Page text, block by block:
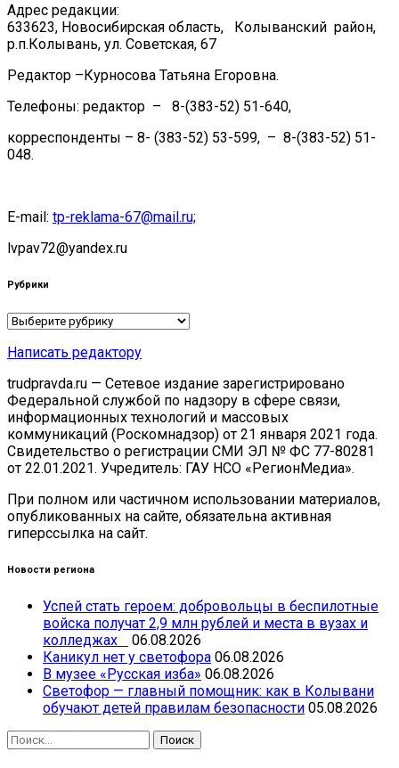
Адрес редакции:
633623, Новосибирская область, Колыванский район,
р.п.Колывань, ул. Советская, 67
Редактор –Курносова Татьяна Егоровна.
Телефоны: редактор – 8-(383-52) 51-640,
корреспонденты – 8- (383-52) 53-599, – 8-(383-52) 51-
048.
E-mail: tp-reklama-67@mail.ru;
lvpav72@yandex.ru
Рубрики
Рубрики
Написать редактору
trudpravda.ru — Сетевое издание зарегистрировано
Федеральной службой по надзору в сфере связи,
информационных технологий и массовых
коммуникаций (Роскомнадзор) от 21 января 2021 года.
Свидетельство о регистрации СМИ ЭЛ № ФС 77-80281
от 22.01.2021. Учредитель: ГАУ НСО «РегионМедиа».
При полном или частичном использовании материалов,
опубликованных на сайте, обязательна активная
гиперссылка на сайт.
Новости региона
Успей стать героем: добровольцы в беспилотные
войска получат 2,9 млн рублей и места в вузах и
колледжах
06.08.2026
Каникул нет у светофора 06.08.2026
В музее «Русская изба» 06.08.2026
Светофор — главный помощник: как в Колывани
обучают детей правилам безопасности 05.08.2026
Найти: